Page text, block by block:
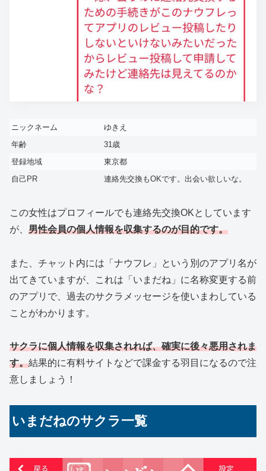
ニックネーム
ゆきえ
年齢
31歳
登録地域
東京都
自己PR
連絡先交換もOKです。出会い欲しいな。
この女性はプロフィールでも連絡先交換OKとしています
が、 男性会員の個人情報を収集するのが目的です。
また、チャット内には「ナウフレ」という別のアプリ名が
出てきていますが、これは「いまだね」に名称変更する前
のアプリで、過去のサクラメッセージを使いまわしている
ことがわかります。
サクラに個人情報を収集されれば、確実に後々悪用されま
す。結果的に有料サイトなどで課金する羽目になるので注
意しましょう！
いまだねのサクラ一覧